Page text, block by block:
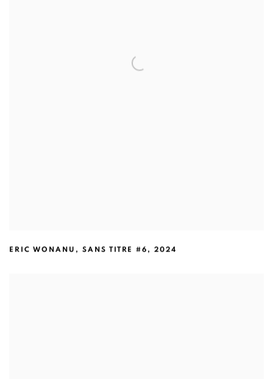
ERIC WONANU SANS TITRE #6 ,2024